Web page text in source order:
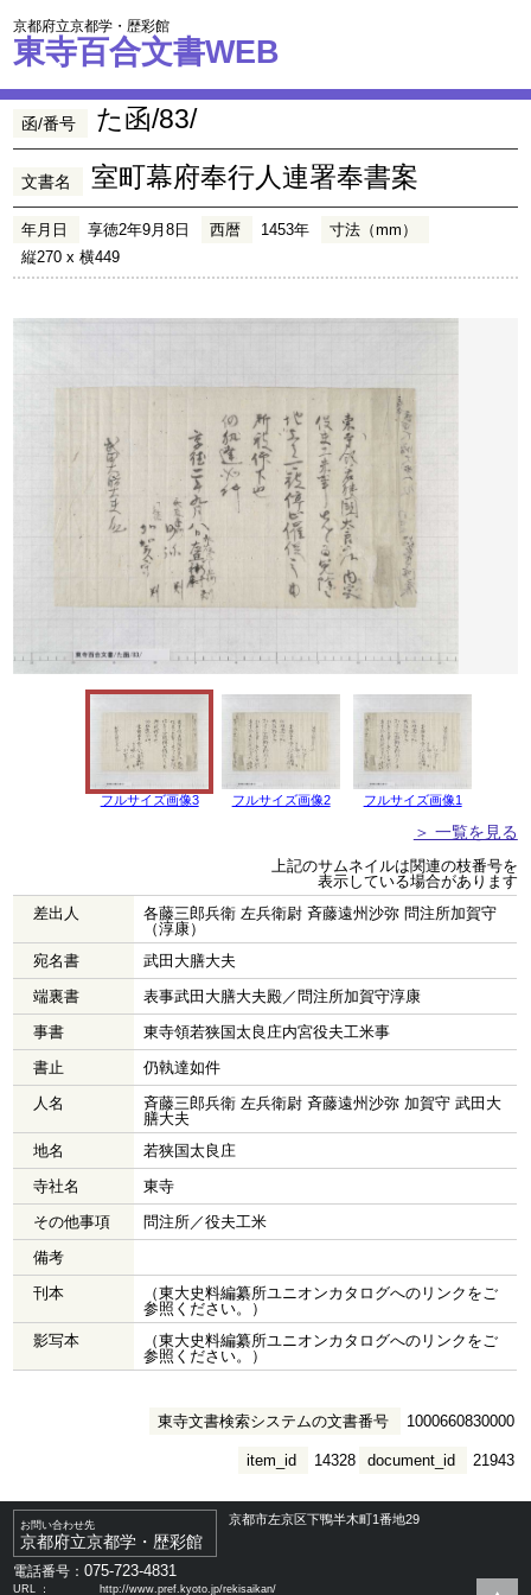
京都府立京都学・歴彩館
東寺百合文書WEB
函/番号 た函/83/
文書名 室町幕府奉行人連署奉書案
年月日 享徳2年9月8日 西暦 1453年
寸法（mm）
縦270 x 横449
フルサイズ画像3 フルサイズ画像2 フルサイズ画像1
＞ 一覧を見る
上記のサムネイルは関連の枝番号を
表示している場合があります
差出人
各藤三郎兵衛 左兵衛尉 斉藤遠州沙弥 問注所加賀守
（淳康）
宛名書
武田大膳大夫
端裏書
表事武田大膳大夫殿／問注所加賀守淳康
事書
東寺領若狭国太良庄内宮役夫工米事
書止
仍執達如件
人名
斉藤三郎兵衛 左兵衛尉 斉藤遠州沙弥 加賀守 武田大
膳大夫
地名
若狭国太良庄
寺社名
東寺
その他事項
問注所／役夫工米
備考
刊本
（東大史料編纂所ユニオンカタログへのリンクをご
参照ください。）
影写本
（東大史料編纂所ユニオンカタログへのリンクをご
参照ください。）
東寺文書検索システムの文書番号 1000660830000
document_id 21943
item_id 14328
お問い合わせ先
京都府立京都学・歴彩館
京都市左京区下鴨半木町1番地29
電話番号：075-723-4831
URL ： http://www.pref.kyoto.jp/rekisaikan/